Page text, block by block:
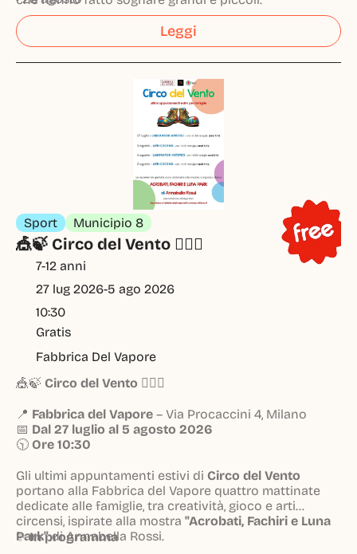
Leggi
Sport Municipio 8
🎪🍃 Circo del Vento 🤹‍♀️✨
7-12 anni
27 lug 2026-5 ago 2026
10:30
Gratis
Fabbrica Del Vapore
🎪🍃 Circo del Vento 🤹‍♀️✨
📍 Fabbrica del Vapore – Via Procaccini 4, Milano
📅 Dal 27 luglio al 5 agosto 2026
🕥 Ore 10:30
Gli ultimi appuntamenti estivi di Circo del Vento
portano alla Fabbrica del Vapore quattro mattinate
dedicate alle famiglie, tra creatività, gioco e arti
circensi, ispirate alla mostra "Acrobati, Fachiri e Luna
Park"di Annabella Rossi.
✨In programma